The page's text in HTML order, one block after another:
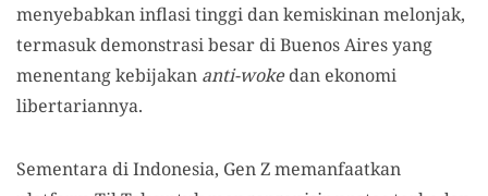
menyebabkan inflasi tinggi dan kemiskinan melonjak,
termasuk demonstrasi besar di Buenos Aires yang
menentang kebijakan anti-wokedan ekonomi
libertariannya.
Sementara di Indonesia, Gen Z memanfaatkan